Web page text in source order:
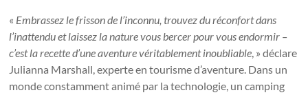
« Embrassez le frisson de l’inconnu, trouvez du réconfort dans
l’inattendu et laissez la nature vous bercer pour vous endormir –
c’est la recette d’une aventure véritablement inoubliable, » déclare
Julianna Marshall, experte en tourisme d’aventure. Dans un
monde constamment animé par la technologie, un camping